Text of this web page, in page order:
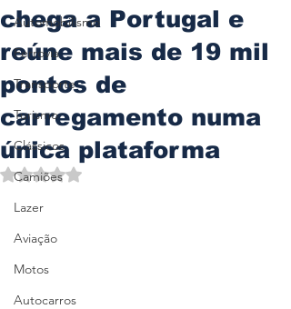
Automobilismo
Ferrovia
Transporte
Turismo
Clássicos
Camiões
Lazer
Aviação
Motos
Autocarros
chega a Portugal e
reúne mais de 19 mil
pontos de
carregamento numa
única plataforma
Avaliado com NaN de 5 estrelas.